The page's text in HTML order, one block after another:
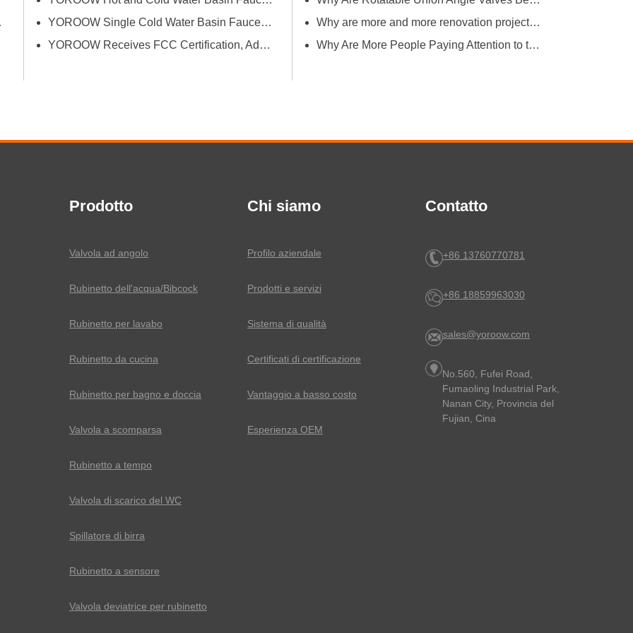
qualità
YOROOW Single Cold Water Basin Faucets Successfully Pass GPSR Certification
YOROOW Receives FCC Certification, Adding Authoritative Guarantee to its Deepening Reach in the South American Market
Why are more and more renovation projects upgrading to longer 304 stainless steel outdoor faucets?
Why Are More People Paying Attention to the Material and Hygiene of Beverage Barrel Faucets?
Prodotto
Valvola ad angolo
Rubinetto dell'acqua/Bibcock
Rubinetto per lavabo
Rubinetto da cucina
Rubinetto per bagno e doccia
Valvola a scomparsa
Rubinetto a tempo
Valvola di scarico del WC
Spillatore di birra
Rubinetto a sensore
Valvola deviatrice per rubinetto
Chi siamo
Profilo aziendale
Prodotti e servizi
Sistema di qualità
Certificati di certificazione
Vantaggio a basso costo
Esperienza OEM
Contatto
+86 13760770781
+86 18859963030
sales@yoroow.com
No.560, Fufei Road,
Fumaoling Industrial Park,
Nanan City, Provincia del
Fujian, Cina